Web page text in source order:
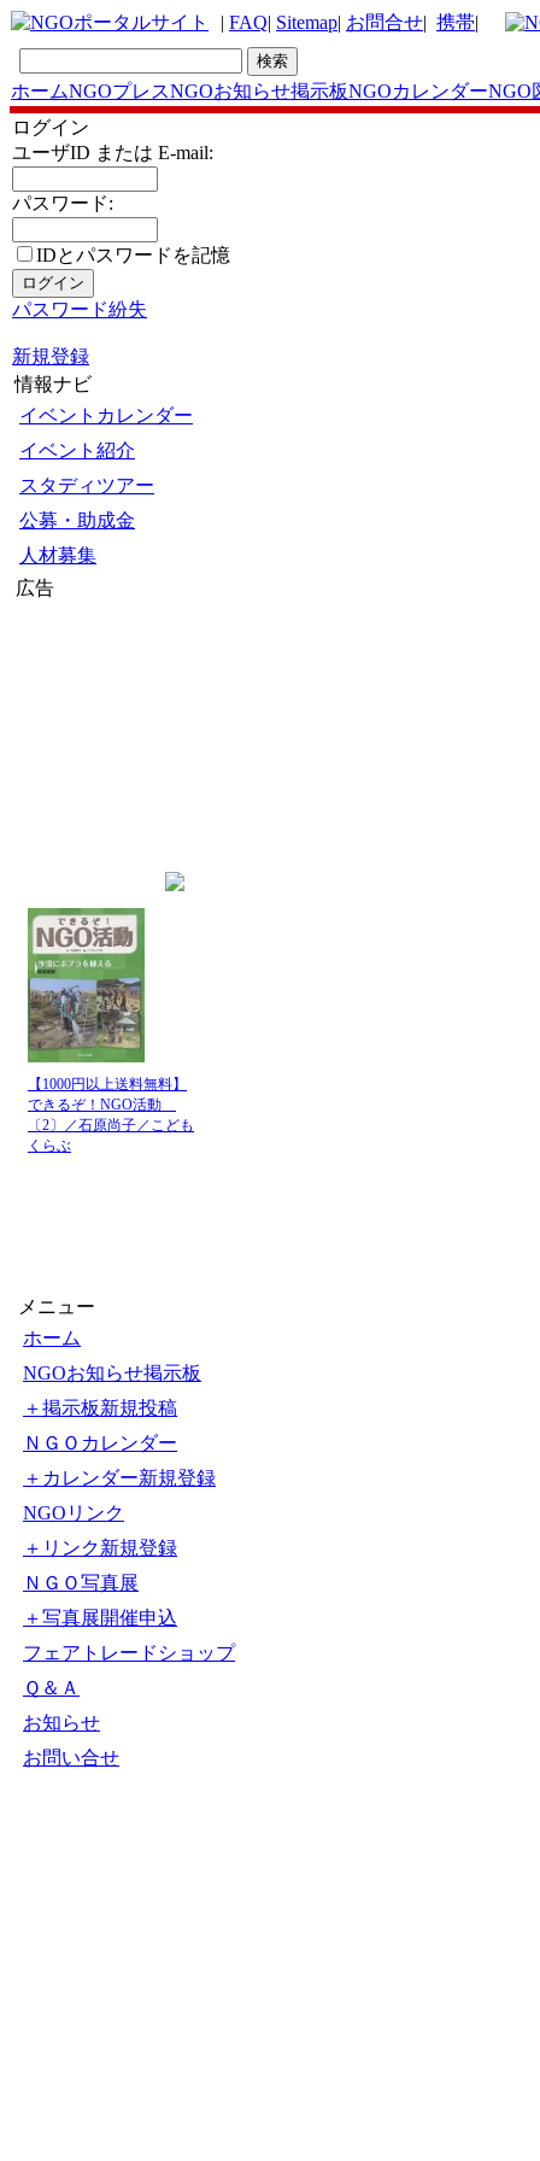
| FAQ| Sitemap| お問合せ| 携帯|
ホームNGOプレスNGOお知らせ掲示板NGOカレンダーNGO
ログイン
ユーザID または E-mail:
パスワード:
IDとパスワードを記憶
パスワード紛失
新規登録
情報ナビ
イベントカレンダー
イベント紹介
スタディツアー
公募・助成金
人材募集
広告
【1000円以上送料無料】
できるぞ！NGO活動
〔2〕／石原尚子／こども
くらぶ
メニュー
ホーム
NGOお知らせ掲示板
＋掲示板新規投稿
ＮＧＯカレンダー
＋カレンダー新規登録
NGOリンク
＋リンク新規登録
ＮＧＯ写真展
＋写真展開催申込
フェアトレードショップ
Ｑ＆Ａ
お知らせ
お問い合せ